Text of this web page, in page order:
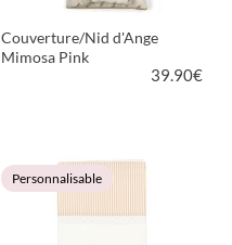
Couverture/Nid d'Ange
Mimosa Pink
39.90€
VOIR LE PRODUIT
Personnalisable